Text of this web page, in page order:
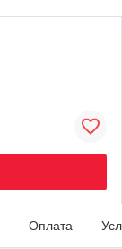
Оплата